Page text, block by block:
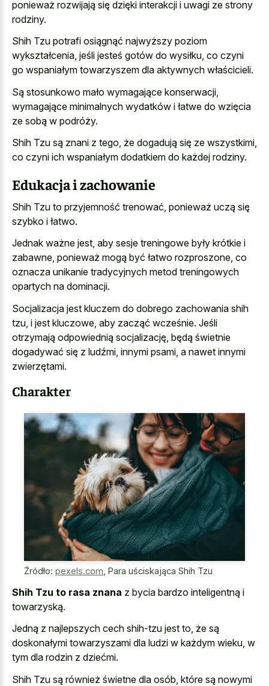
ponieważ rozwijają się dzięki interakcji i uwagi ze strony
rodziny.
Shih Tzu potrafi osiągnąć najwyższy poziom
wykształcenia, jeśli jesteś gotów do wysiłku, co czyni
go wspaniałym towarzyszem dla aktywnych właścicieli.
Są stosunkowo mało wymagające konserwacji,
wymagające minimalnych wydatków i łatwe do wzięcia
ze sobą w podróży.
Shih Tzu są znani z tego, że dogadują się ze wszystkimi,
co czyni ich wspaniałym dodatkiem do każdej rodziny.
Edukacja i zachowanie
Shih Tzu to przyjemność trenować, ponieważ uczą się
szybko i łatwo.
Jednak ważne jest, aby sesje treningowe były krótkie i
zabawne, ponieważ mogą być łatwo rozproszone, co
oznacza unikanie tradycyjnych metod treningowych
opartych na dominacji.
Socjalizacja jest kluczem do dobrego zachowania shih
tzu, i jest kluczowe, aby zacząć wcześnie. Jeśli
otrzymają odpowiednią socjalizację, będą świetnie
dogadywać się z ludźmi, innymi psami, a nawet innymi
zwierzętami.
Charakter
Źródło: pexels.com Para uściskająca Shih Tzu
Shih Tzu to rasa znana z bycia bardzo inteligentną i
towarzyską.
Jedną z najlepszych cech shih-tzu jest to, że są
doskonałymi towarzyszami dla ludzi w każdym wieku, w
tym dla rodzin z dziećmi.
Shih Tzu są również świetne dla osób, które są nowymi